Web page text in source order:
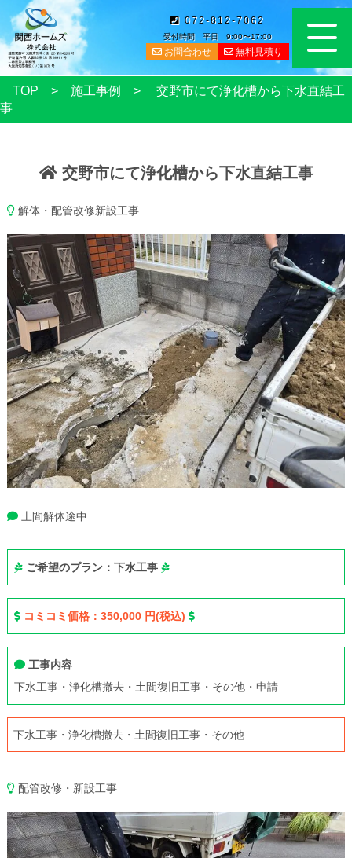
072-812-7062
受付時間 平日 9:00〜17:00
お問合わせ 無料見積り
TOP 施工事例
交野市にて浄化槽から下水直結工
事
交野市にて浄化槽から下水直結工事
解体・配管改修新設工事
土間解体途中
ご希望のプラン：下水工事
コミコミ価格：350,000 円(税込)
工事内容
下水工事・浄化槽撤去・土間復旧工事・その他・申請
下水工事・浄化槽撤去・土間復旧工事・その他
配管改修・新設工事